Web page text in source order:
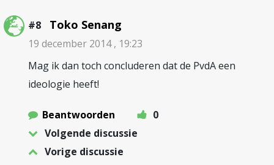
#8 Toko Senang
19 december 2014 , 19:23
Mag ik dan toch concluderen dat de PvdA een
ideologie heeft!
Beantwoorden
0
Volgende discussie
Vorige discussie